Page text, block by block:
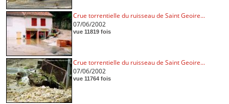
Crue torrentielle du ruisseau de Saint Geoire...
07/06/2002
vue 11819 fois
Crue torrentielle du ruisseau de Saint Geoire...
07/06/2002
vue 11764 fois